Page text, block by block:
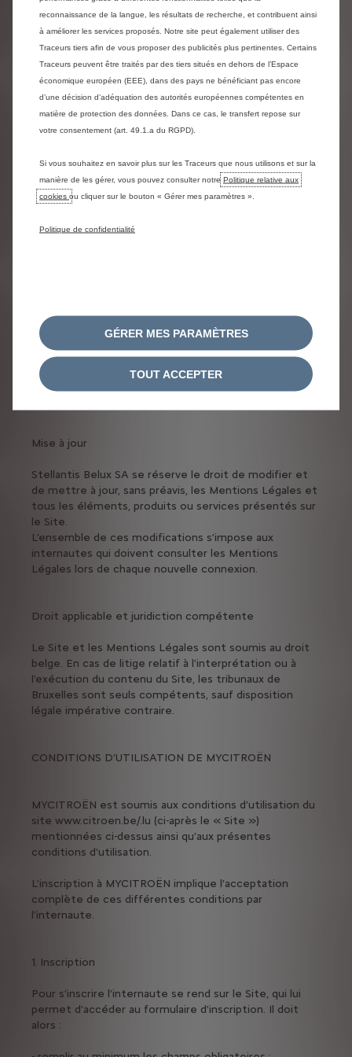
Site. Toute consultation du Site emporte acceptation
des Mentions Légales dans leur dernière version.
STELLANTIS BELUX SA, IMPORTATEUR DE LA
MARQUE CITROËN ne pourra être tenue pour
responsable des dommages résultant de l’utilisation du
Site.
Les utilisateurs doivent notamment protéger leurs
équipements techniques contre toute forme de
contamination par des virus et/ou tentatives
LA MARQUE CITROËN ne pouvant être tenue pour
responsable dans ce cas.
Liens hypertextes
En tout état de cause, STELLANTIS BELUX SA,
IMPORTATEUR DE LA MARQUE CITROËN n’est en
aucun cas tenue responsable du contenu ainsi que des
produits ou services proposés sur les sites auxquels le
Site se trouverait lié par des liens hypertextes ou tout
autre type de lien, commeMister Auto.
Mise à jour
Stellantis Belux SA se réserve le droit de modifier et
de mettre à jour, sans préavis, les Mentions Légales et
tous les éléments, produits ou services présentés sur
le Site.
L’ensemble de ces modifications s’impose aux
internautes qui doivent consulter les Mentions
Légales lors de chaque nouvelle connexion.
Droit applicable et juridiction compétente
Le Site et les Mentions Légales sont soumis au droit
belge. En cas de litige relatif à l’interprétation ou à
l’exécution du contenu du Site, les tribunaux de
Bruxelles sont seuls compétents, sauf disposition
légale impérative contraire.
CONDITIONS D’UTILISATION DE MYCITROËN
MYCITROËN est soumis aux conditions d’utilisation du
site www.citroen.be/.lu (ci-après le « Site »)
mentionnées ci-dessus ainsi qu’aux présentes
conditions d’utilisation.
L’inscription à MYCITROËN implique l’acceptation
complète de ces différentes conditions par
l’internaute.
1. Inscription
Pour s’inscrire l’internaute se rend sur le Site, qui lui
permet d’accéder au formulaire d’inscription. Il doit
alors :
reconnaissance de la langue, les résultats de recherche, et contribuent ainsi
à améliorer les services proposés. Notre site peut également utiliser des
Traceurs tiers afin de vous proposer des publicités plus pertinentes. Certains
Traceurs peuvent être traités par des tiers situés en dehors de l’Espace
économique européen (EEE), dans des pays ne bénéficiant pas encore
d’une décision d’adéquation des autorités européennes compétentes en
matière de protection des données. Dans ce cas, le transfert repose sur
votre consentement (art. 49.1.a du RGPD).
Si vous souhaitez en savoir plus sur les Traceurs que nous utilisons et sur la
manière de les gérer, vous pouvez consulter notre Politique relative aux
cookies ou cliquer sur le bouton « Gérer mes paramètres ».
Politique de confidentialité
GÉRER MES PARAMÈTRES
TOUT ACCEPTER